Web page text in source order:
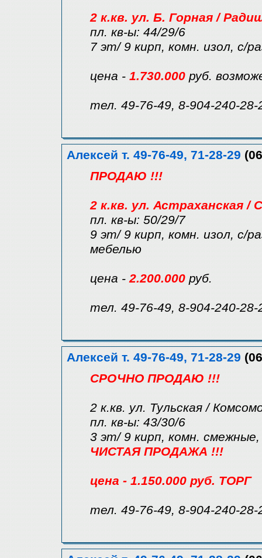
2 к.кв. ул. Б. Горная /
пл. кв-ы: 44/29/6
7 эт/ 9 кирп, комн. изол, с/
цена - 1.730.000 руб.
тел. 49-76-49, 8-904-240-28-
Алексей т. 49-76-49, 71-28-29
ПРОДАЮ !!!
2 к.кв. ул. Астраханская /
пл. кв-ы: 50/29/7
9 эт/ 9 кирп, комн. изол, с/
мебелью
цена -2.200.000 руб.
тел. 49-76-49, 8-904-240-28-
Алексей т. 49-76-49, 71-28-29
СРОЧНО ПРОДАЮ !!!
2 к.кв. ул. Тульская /
пл. кв-ы: 43/30/6
3 эт/ 9 кирп, комн.
ЧИСТАЯ ПРОДАЖА !!!
цена - 1.150.000 руб. ТОРГ
тел. 49-76-49, 8-904-240-28-